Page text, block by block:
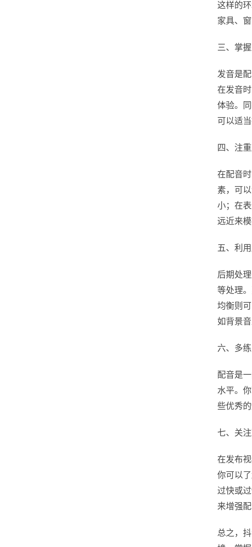
这样的
家具、
三、掌
发音是
在发音
体验。
可以适
四、注
在配音
素，可
小；在
远近来
五、利
后期处
等处理
均衡则
如背景
六、多
配音是
水平。
些优秀
七、关
在发布
你可以
过快或
来增强配
总之，